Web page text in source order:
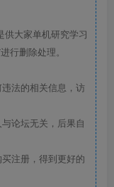
供大家单机研究学习
行删除处理。
法的相关信息，访
论坛无关，后果自
注册，得到更好的